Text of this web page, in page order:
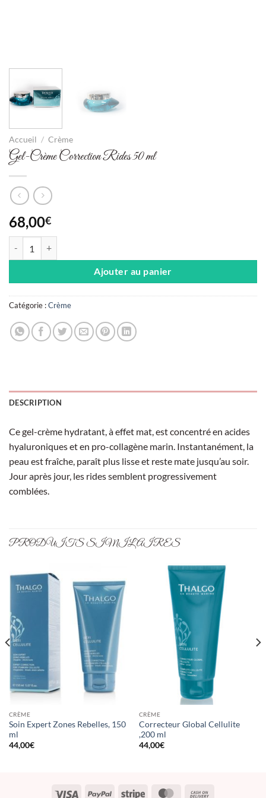
Accueil / Crème
Gel-Crème Correction Rides 50 ml
68,00€
Ajouter au panier
Catégorie :Crème
DESCRIPTION
Ce gel-crème hydratant, à effet mat, est concentré en acides
hyaluroniques et en pro-collagène marin. Instantanément, la
peau est fraîche, paraît plus lisse et reste mate jusqu’au soir.
Jour après jour, les rides semblent progressivement
comblées.
PRODUITS SIMILAIRES
CRÈME
Soin Expert Zones Rebelles, 150
ml
44,00€
CRÈME
Correcteur Global Cellulite
,200 ml
44,00€